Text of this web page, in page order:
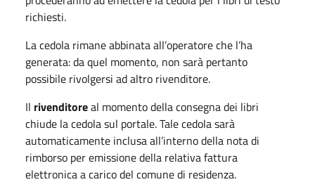
richiesti.
La cedola rimane abbinata all’operatore che l’ha
generata: da quel momento, non sarà pertanto
possibile rivolgersi ad altro rivenditore.
Il rivenditoreal momento della consegna dei libri
chiude la cedola sul portale. Tale cedola sarà
automaticamente inclusa all’interno della nota di
rimborso per emissione della relativa fattura
elettronica a carico del comune di residenza.